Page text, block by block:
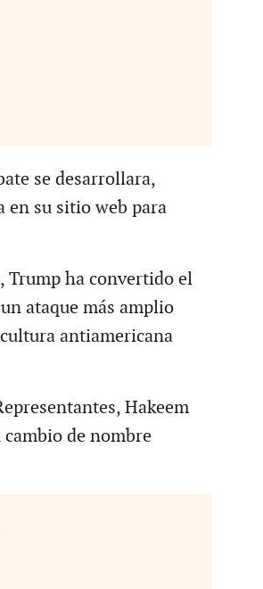
se desarrollara,
en su sitio web para
Trump ha convertido el
ataque más amplio
antiamericana
Hakeem
de nombre